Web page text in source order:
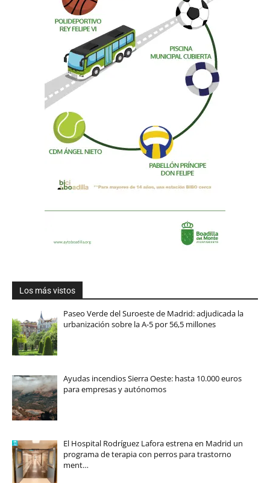
Los más vistos
Paseo Verde del Suroeste de Madrid: adjudicada la
urbanización sobre la A-5 por 56,5 millones
Ayudas incendios Sierra Oeste: hasta 10.000 euros
para empresas y autónomos
El Hospital Rodríguez Lafora estrena en Madrid un
programa de terapia con perros para trastorno
ment…